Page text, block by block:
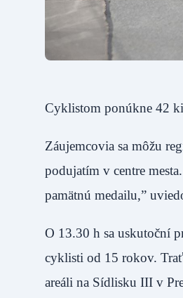
Cyklistom ponúkne 42
Záujemcovia sa môžu
podujatím v centre
pamätnú medailu,”
O 13.30 h sa uskutoční
cyklisti od 15 rokov.
areáli na Sídlisku III v